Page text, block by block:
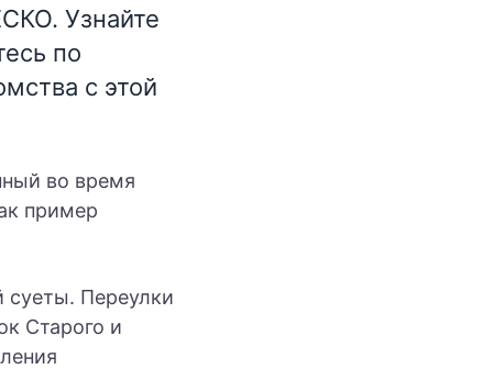
Узнайте
по
с этой
во время
пример
суеты. Переулки
Старого и